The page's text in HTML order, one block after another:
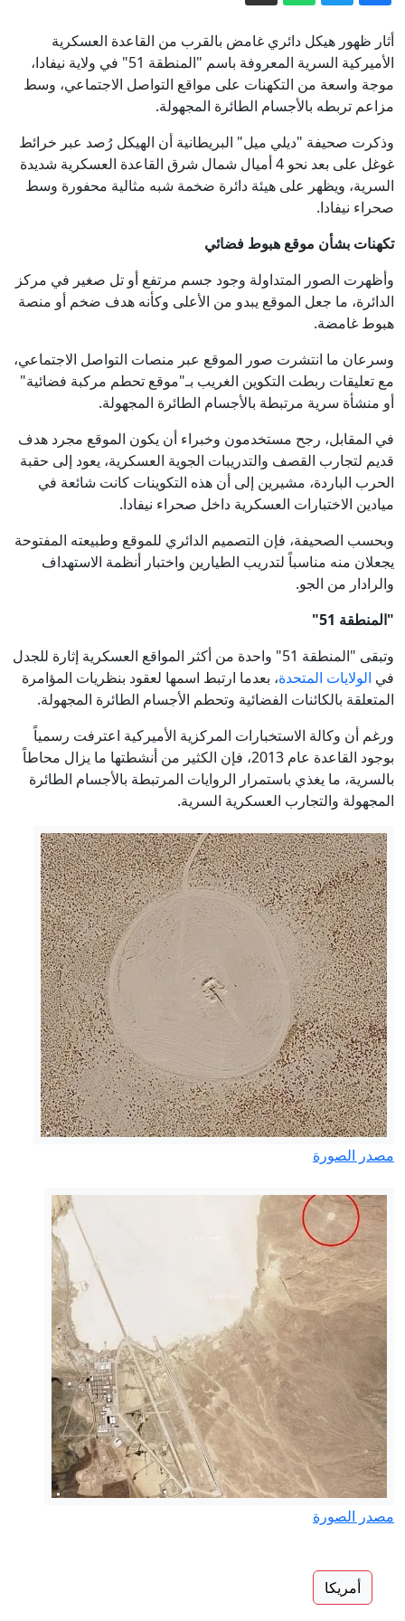
روسيا نتاج "عقد تاريخية"
هل يعطل الحرس الثوري حسم اتفاق
الملاحة في هرمز؟
قتلى مدنيون وعسكريون في هجوم
للحوثيين على مأرب
"سياحة القنص" في سراييفو: تحقيقات
أوروبية تبحث عن أدلة بعد ثلاثة عقود
وباكستان.. بند "الدفاع المشترك" في صلب
الوثيقة
إيران.. ترمب يؤكد السيطرة على هرمز
وطهران تتحدث عن اتفاق وشيك مع
أثار ظهور هيكل دائري غامض بالقرب من القاعدة العسكرية
الأميركية السرية المعروفة باسم "المنطقة 51" في ولاية نيفادا،
موجة واسعة من التكهنات على مواقع التواصل الاجتماعي، وسط
مزاعم تربطه بالأجسام الطائرة المجهولة.
وذكرت صحيفة "ديلي ميل" البريطانية أن الهيكل رُصد عبر خرائط
غوغل على بعد نحو 4 أميال شمال شرق القاعدة العسكرية شديدة
السرية، ويظهر على هيئة دائرة ضخمة شبه مثالية محفورة وسط
صحراء نيفادا.
تكهنات بشأن موقع هبوط فضائي
وأظهرت الصور المتداولة وجود جسم مرتفع أو تل صغير في مركز
الدائرة، ما جعل الموقع يبدو من الأعلى وكأنه هدف ضخم أو منصة
هبوط غامضة.
وسرعان ما انتشرت صور الموقع عبر منصات التواصل الاجتماعي،
مع تعليقات ربطت التكوين الغريب بـ"موقع تحطم مركبة فضائية"
أو منشأة سرية مرتبطة بالأجسام الطائرة المجهولة.
في المقابل، رجح مستخدمون وخبراء أن يكون الموقع مجرد هدف
قديم لتجارب القصف والتدريبات الجوية العسكرية، يعود إلى حقبة
الحرب الباردة، مشيرين إلى أن هذه التكوينات كانت شائعة في
ميادين الاختبارات العسكرية داخل صحراء نيفادا.
وبحسب الصحيفة، فإن التصميم الدائري للموقع وطبيعته المفتوحة
يجعلان منه مناسباً لتدريب الطيارين واختبار أنظمة الاستهداف
والرادار من الجو.
"المنطقة 51"
وتبقى "المنطقة 51" واحدة من أكثر المواقع العسكرية إثارة للجدل
في الولايات المتحدة، بعدما ارتبط اسمها لعقود بنظريات المؤامرة
المتعلقة بالكائنات الفضائية وتحطم الأجسام الطائرة المجهولة.
ورغم أن وكالة الاستخبارات المركزية الأميركية اعترفت رسمياً
بوجود القاعدة عام 2013، فإن الكثير من أنشطتها ما يزال محاطاً
بالسرية، ما يغذي باستمرار الروايات المرتبطة بالأجسام الطائرة
المجهولة والتجارب العسكرية السرية.
مصدر الصورة
مصدر الصورة
أمريكا